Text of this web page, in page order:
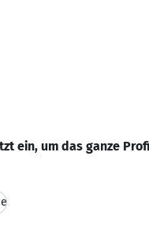
ein, um das ganze